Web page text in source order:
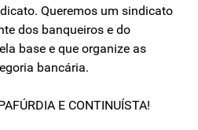
Queremos um sindicato
dos banqueiros e do
base e que organize as
bancária.
E CONTINUÍSTA!